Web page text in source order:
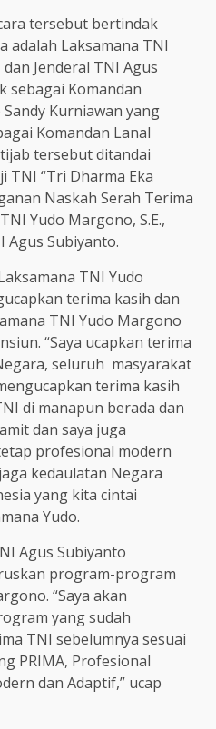
tersebut bertindak
adalah Laksamana TNI
Jenderal TNI Agus
sebagai Komandan
Kurniawan yang
Komandan Lanal
tersebut ditandai
TNI “Tri Dharma Eka
Naskah Serah Terima
Yudo Margono, S.E.,
Agus Subiyanto.
TNI Yudo
terima kasih dan
TNI Yudo Margono
. “Saya ucapkan terima
seluruh masyarakat
terima kasih
di manapun berada dan
dan saya juga
profesional modern
kedaulatan Negara
yang kita cintai
Yudo.
Agus Subiyanto
program-program
“Saya akan
yang sudah
TNI sebelumnya sesuai
PRIMA, Profesional
dan Adaptif,” ucap